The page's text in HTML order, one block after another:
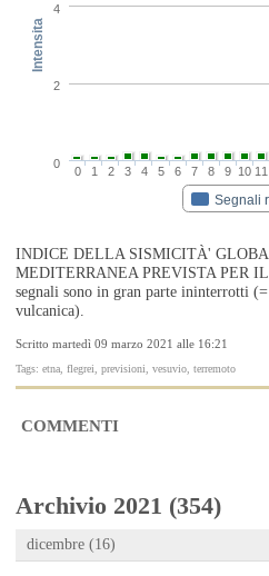
Intensita
Segnali
0 1 2 3 4 5 6 7 8 9 10 11
0
2
4
INDICE DELLA SISMICITÀ'
MEDITERRANEA PREVISTA PER
segnali sono in gran parte ininterrotti
vulcanica).
Scritto martedì 09 marzo 2021 alle 16:21
Tags: etna, flegrei, previsioni, vesuvio, terremoto
COMMENTI
Archivio 2021 (354)
dicembre (16)